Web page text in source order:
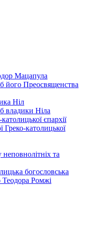
Мацапула
його Преосвященства
Ніл
владики Ніла
єпархії
Греко-католицької
неповнолітніх та
богословська
Теодора Ромжі